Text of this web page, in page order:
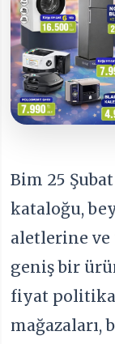
Bim 25
kataloğu,
aletlerine
geniş bir
fiyat
mağazaları,